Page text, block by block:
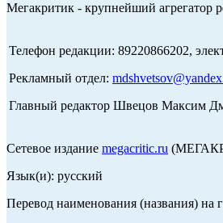
Мегакритик - крупнейший агрегатор
Телефон редакции: 89220866202,
Рекламный отдел:
Главный редактор Швецов Максим
Сетевое издание megacritic.ru
Язык(и): русский
Перевод наименования (названия) на